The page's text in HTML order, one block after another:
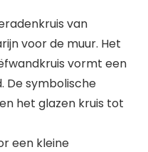
van
voor de muur. Het
vormt een
De symbolische
het glazen kruis tot
een kleine